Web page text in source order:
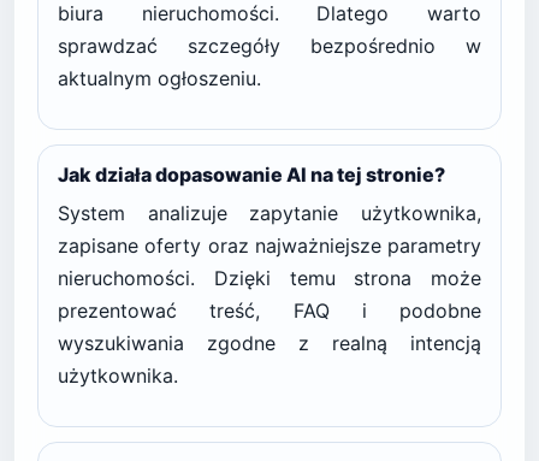
biura nieruchomości. Dlatego warto
sprawdzać szczegóły bezpośrednio w
aktualnym ogłoszeniu.
Jak działa dopasowanie AI na tej stronie?
System analizuje zapytanie użytkownika,
zapisane oferty oraz najważniejsze parametry
nieruchomości. Dzięki temu strona może
prezentować treść, FAQ i podobne
wyszukiwania zgodne z realną intencją
użytkownika.